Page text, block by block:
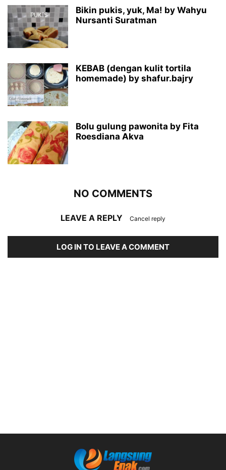
Bikin pukis, yuk, Ma! by Wahyu
Nursanti Suratman
KEBAB (dengan kulit tortila
homemade) by shafur.bajry
Bolu gulung pawonita by Fita
Roesdiana Akva
NO COMMENTS
LEAVE A REPLY Cancel reply
LOG IN TO LEAVE A COMMENT